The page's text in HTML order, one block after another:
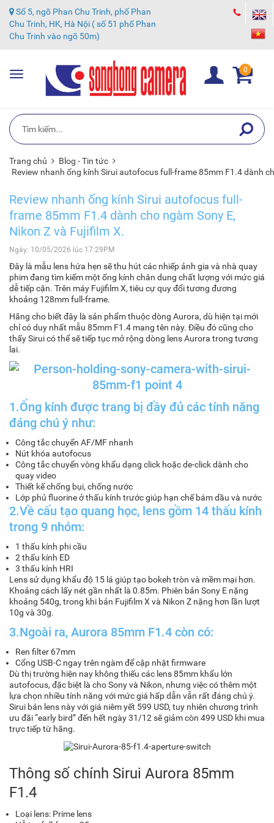
Số 5, ngõ Phan Chu Trinh, phố Phan
Chu Trinh, HK, Hà Nội ( số 51 phố Phan
Chu Trinh vào ngõ 50m)
Toggle
navigation
0
Trang chủ
Blog - Tin tức
Review nhanh ống kính Sirui autofocus full-frame 85mm F1.4 dành
Review nhanh ống kính Sirui autofocus full-
frame 85mm F1.4 dành cho ngàm Sony E,
Nikon Z và Fujifilm X.
Ngày: 10/05/2026 lúc 17:29PM
Đây là mẫu lens hứa hẹn sẽ thu hút các nhiếp ảnh gia và nhà quay
phim đang tìm kiếm một ống kính chân dung chất lượng với mức giá
dễ tiếp cận. Trên máy Fujifilm X, tiêu cự quy đổi tương đương
khoảng 128mm full-frame.
Hãng cho biết đây là sản phẩm thuộc dòng Aurora, dù hiện tại mới
chỉ có duy nhất mẫu 85mm F1.4 mang tên này. Điều đó cũng cho
thấy Sirui có thể sẽ tiếp tục mở rộng dòng lens Aurora trong tương
lai.
1.Ống kính được trang bị đầy đủ các tính năng
đáng chú ý như:
Công tắc chuyển AF/MF nhanh
Nút khóa autofocus
Công tắc chuyển vòng khẩu dạng click hoặc de-click dành cho
quay video
Thiết kế chống bụi, chống nước
Lớp phủ fluorine ở thấu kính trước giúp hạn chế bám dầu và nước
2.Về cấu tạo quang học, lens gồm 14 thấu kính
trong 9 nhóm:
1 thấu kính phi cầu
2 thấu kính ED
3 thấu kính HRI
Lens sử dụng khẩu độ 15 lá giúp tạo bokeh tròn và mềm mại hơn.
Khoảng cách lấy nét gần nhất là 0.85m. Phiên bản Sony E nặng
khoảng 540g, trong khi bản Fujifilm X và Nikon Z nặng hơn lần lượt
10g và 30g.
3.Ngoài ra, Aurora 85mm F1.4 còn có:
Ren filter 67mm
Cổng USB-C ngay trên ngàm để cập nhật firmware
Dù thị trường hiện nay không thiếu các lens 85mm khẩu lớn
autofocus, đặc biệt là cho Sony và Nikon, nhưng việc có thêm một
lựa chọn nhiều tính năng với mức giá hấp dẫn vẫn rất đáng chú ý.
Sirui bán lens này với giá niêm yết 599 USD, tuy nhiên chương trình
ưu đãi “early bird” đến hết ngày 31/12 sẽ giảm còn 499 USD khi mua
trực tiếp từ hãng.
Thông số chính Sirui Aurora 85mm
F1.4
Loại lens: Prime lens